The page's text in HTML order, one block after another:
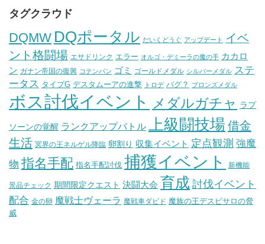
タグクラウド
DQMW DQポータル だいくどうぐ アップデート
イベ
ント格闘場 エサドリンク エラー オルゴ・デミーラの魔の手 カカロ
ン ガナン帝国の復興 コテンパン ゴミ ゴールドメダル シルバーメダル ステ
ータス タイプG デスタムーアの進撃 トロデ バグ？ ブロンズメダル
ボス討伐イベント メダルガチャ ラプ
ソーンの覚醒 ランクアップバトル 上級闘技場 借金
生活 冥界の王ネルゲル降臨 卵割り 収集イベント 定点観測 強魔
物 指名手配 指名手配討伐 捕獲イベント 新機能
景品チェック 期間限定クエスト 決闘大会 育成 討伐イベント
配合 金の卵 魔戦士ヴェーラ 魔戦車ダビド 魔族の王デスピサロの脅
威